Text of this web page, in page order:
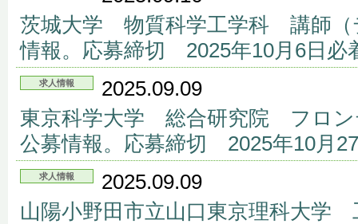
茨城大学 物質科学工学科 講師（
情報。応募締切 2025年10月6日必
求人情報
2025.09.09
東京科学大学 総合研究院 フロ
公募情報。応募締切 2025年10月
求人情報
2025.09.09
山陽小野田市立山口東京理科大